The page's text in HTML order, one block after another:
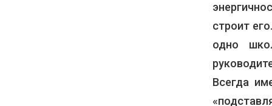
строит
одно
Всегда